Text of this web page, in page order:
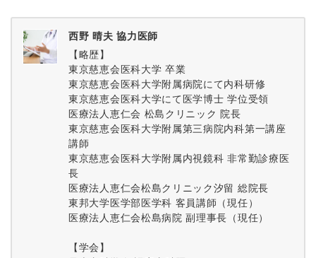
西野 晴夫 協力医師
【略歴】
東京慈恵会医科大学 卒業
東京慈恵会医科大学附属病院にて内科研修
東京慈恵会医科大学にて医学博士 学位受領
医療法人恵仁会 松島クリニック 院長
東京慈恵会医科大学附属第三病院内科第一講座
講師
東京慈恵会医科大学附属内視鏡科 非常勤診療医
長
医療法人恵仁会松島クリニック汐留 総院長
東邦大学医学部医学科 客員講師（現任）
医療法人恵仁会松島病院 副理事長（現任）
【学会】